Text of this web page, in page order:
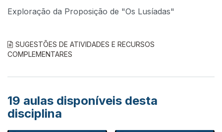
Exploração da Proposição de "Os Lusíadas"
SUGESTÕES DE ATIVIDADES E RECURSOS
COMPLEMENTARES
19 aulas disponíveis desta
disciplina